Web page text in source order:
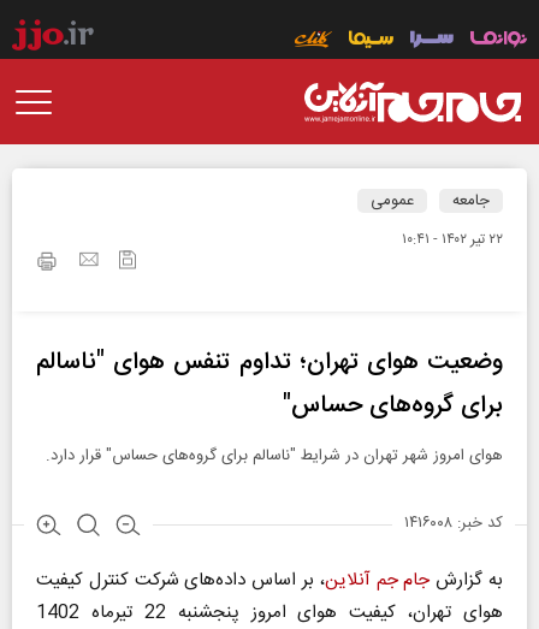
جامعه عمومی
۲۲ تير ۱۴۰۲ - ۱۰:۴۱
وضعیت هوای تهران؛ تداوم تنفس هوای "ناسالم
برای گروه‌های حساس"
هوای امروز شهر تهران در شرایط "ناسالم برای گروه‌های حساس" قرار دارد.
کد خبر: ۱۴۱۶۰۰۸
به گزارشجام جم آنلاین، بر اساس داده‌های شرکت کنترل کیفیت
هوای تهران، کیفیت هوای امروز پنجشنبه 22 تیرماه 1402